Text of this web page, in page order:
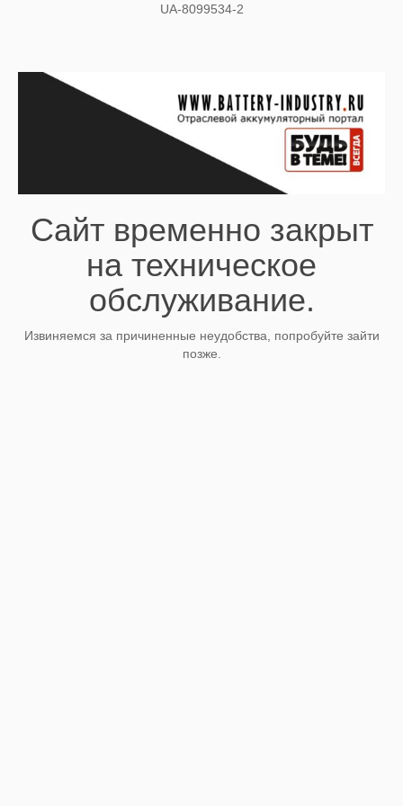
UA-8099534-2
Сайт временно закрыт
на техническое
обслуживание.
Извиняемся за причиненные неудобства, попробуйте зайти
позже.